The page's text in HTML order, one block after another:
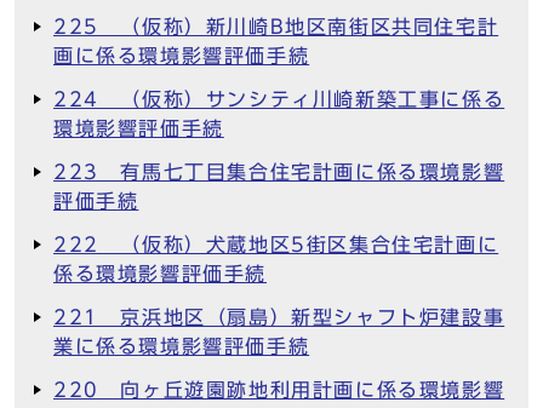
225 （仮称）新川崎B地区南街区共同住宅計
画に係る環境影響評価手続
224 （仮称）サンシティ川崎新築工事に係る
環境影響評価手続
223 有馬七丁目集合住宅計画に係る環境影響
評価手続
222 （仮称）犬蔵地区5街区集合住宅計画に
係る環境影響評価手続
221 京浜地区（扇島）新型シャフト炉建設事
業に係る環境影響評価手続
220 向ヶ丘遊園跡地利用計画に係る環境影響